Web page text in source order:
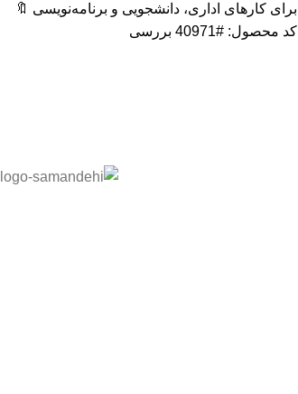
برای کارهای اداری، دانشجویی و برنامه‌نویسی 🔖
کد محصول: #40971 بررسی